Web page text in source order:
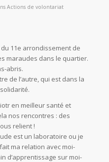
Actions de volontariat
11e arrondissement de
maraudes dans le quartier.
abris.
de l’autre, qui est dans la
en meilleur santé et
nos rencontres : des
relient !
est un laboratoire ou je
ma relation avec moi-
d’apprentissage sur moi-